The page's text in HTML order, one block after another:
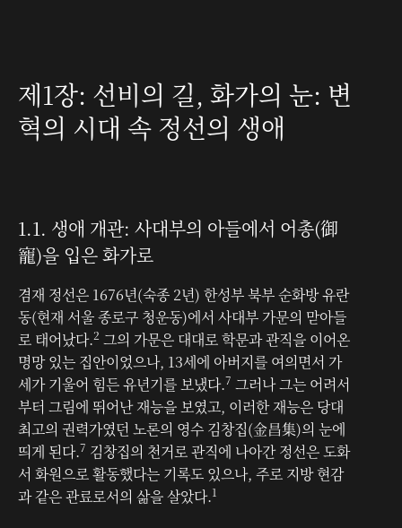
제1장: 선비의 길, 화가의 눈: 변
혁의 시대 속 정선의 생애
1.1. 생애 개관: 사대부의 아들에서 어총(御
寵)을 입은 화가로
겸재 정선은 1676년(숙종 2년) 한성부 북부 순화방 유란
동(현재 서울 종로구 청운동)에서 사대부 가문의 맏아들
로 태어났다.2 그의 가문은 대대로 학문과 관직을 이어온
명망 있는 집안이었으나, 13세에 아버지를 여의면서 가
세가 기울어 힘든 유년기를 보냈다.7 그러나 그는 어려서
부터 그림에 뛰어난 재능을 보였고, 이러한 재능은 당대
최고의 권력가였던 노론의 영수 김창집(金昌集)의 눈에
띄게 된다.7 김창집의 천거로 관직에 나아간 정선은 도화
서 화원으로 활동했다는 기록도 있으나, 주로 지방 현감
과 같은 관료로서의 삶을 살았다.1